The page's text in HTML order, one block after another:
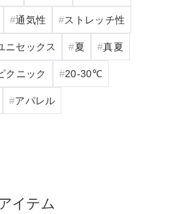
通気性 ストレッチ性
ニセックス 夏 真夏
クニック 20‐30℃
アパレル
イテム